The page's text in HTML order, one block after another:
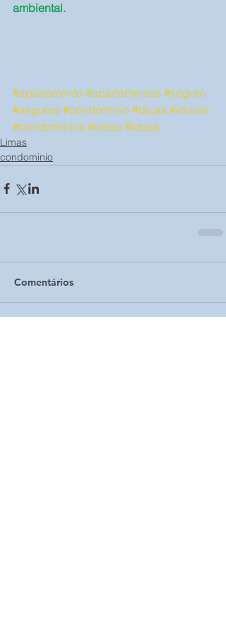
ambiental.
#apartamento #apartamentos #seguro
#seguros #condominio #dicas #idosos
#condominios #idoso #idosa
Limas
condominio
Comentários